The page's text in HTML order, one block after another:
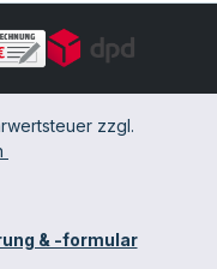
zzgl.
& -formular